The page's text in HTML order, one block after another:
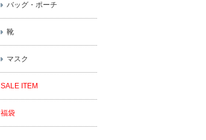
バッグ・ポーチ
靴
マスク
SALE ITEM
福袋